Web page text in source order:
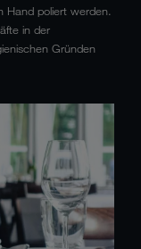
Hand poliert werden.
in der
Gründen